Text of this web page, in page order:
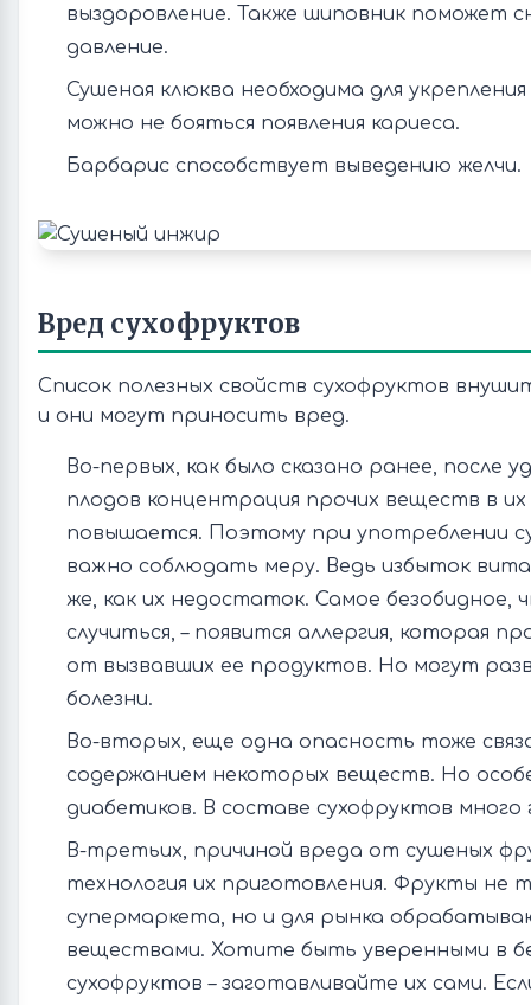
выздоровление. Также шиповник поможет
давление.
Сушеная клюква необходима для
можно не бояться появления кариеса.
Барбарис способствует выведению желчи.
Вред сухофруктов
Список полезных свойств сухофруктов
и они могут приносить вред.
Во-первых, как было сказано ранее, после
плодов концентрация прочих веществ в
повышается. Поэтому при употреблении
важно соблюдать меру. Ведь избыток
же, как их недостаток. Самое безобидное,
случиться, – появится аллергия, которая
от вызвавших ее продуктов. Но могут
болезни.
Во-вторых, еще одна опасность тоже
содержанием некоторых веществ. Но
диабетиков. В составе сухофруктов много
В-третьих, причиной вреда от сушеных
технология их приготовления. Фрукты не
супермаркета, но и для рынка
веществами. Хотите быть уверенными в
сухофруктов – заготавливайте их сами.